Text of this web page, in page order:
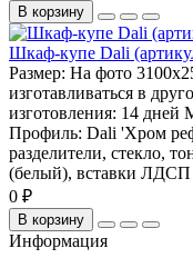
В корзину
Шкаф-купе Dali
Размер: На фото
изготавливаться в
изготовления: 14 дней
Профиль: Dali 'Хром
разделители, стекло,
(белый), вставки ЛДСП
0 ₽
В корзину
Информация